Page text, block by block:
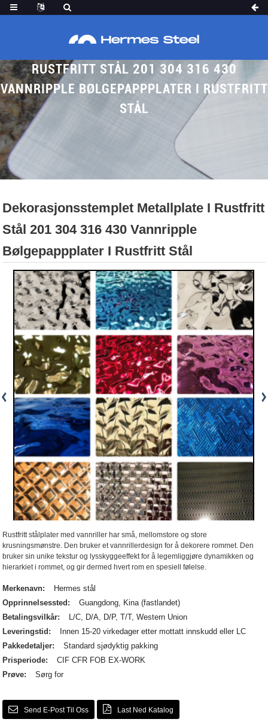
RUSTFRITT STÅL 201 304 316 430
VANNRIPPLE BØLGEPAPPPLATER I RUSTFRITT
STÅL
Dekorasjonsstemplet Metallplate I Rustfritt
Stål 201 304 316 430 Vannripple
Bølgepappplater I Rustfritt Stål
Rustfritt stålplater med vannriller har små, mellomstore og store
krusningsmønstre. Den bruker et vannrillerdesign for å dekorere rommet. Den
bruker sin unike tekstur og lysskyggeeffekt for å legemliggjøre dynamikken og
hierarkiet i rommet, og gir dermed hvert rom en spesiell følelse.
Merkenavn:
Hermes stål
Opprinnelsessted:
Guangdong, Kina (fastlandet)
Betalingsvilkår:
L/C, D/A, D/P, T/T, Western Union
Leveringstid:
Innen 15-20 virkedager etter mottatt innskudd eller LC
Pakkedetaljer:
Standard sjødyktig pakking
Prisperiode:
CIF CFR FOB EX-WORK
Prøve:
Sørg for
Send E-Post Til Oss Last Ned Katalog